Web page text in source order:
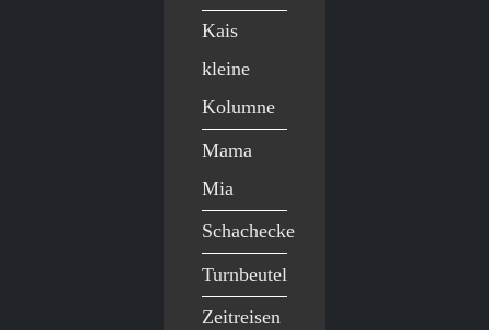
Kais
kleine
Kolumne
Mama
Mia
Schachecke
Turnbeutel
Zeitreisen